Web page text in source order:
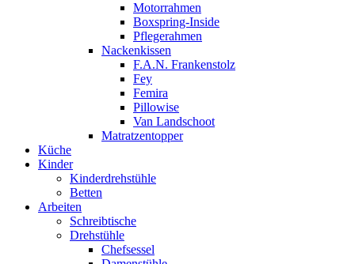
Motorrahmen
Boxspring-Inside
Pflegerahmen
Nackenkissen
F.A.N. Frankenstolz
Fey
Femira
Pillowise
Van Landschoot
Matratzentopper
Küche
Kinder
Kinderdrehstühle
Betten
Arbeiten
Schreibtische
Drehstühle
Chefsessel